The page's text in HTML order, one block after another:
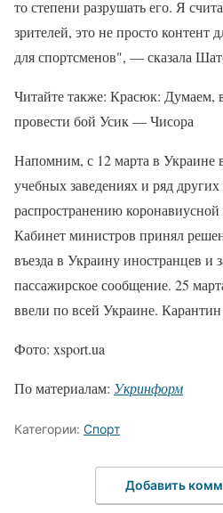
то степени разрушать его. Я
зрителей, это не просто контент
для спортсменов", — сказала
Читайте также: Красюк: Думаем,
провести бой Усик — Чисора
Напомним, с 12 марта в Украине
учебных заведениях и ряд
распространению
Кабинет министров принял
въезда в Украину иностранцев и
пассажирское сообщение. 25
ввели по всей Украине.
Фото: xsport.ua
По материалам: Укринформ
Категории: Спорт
Добавить